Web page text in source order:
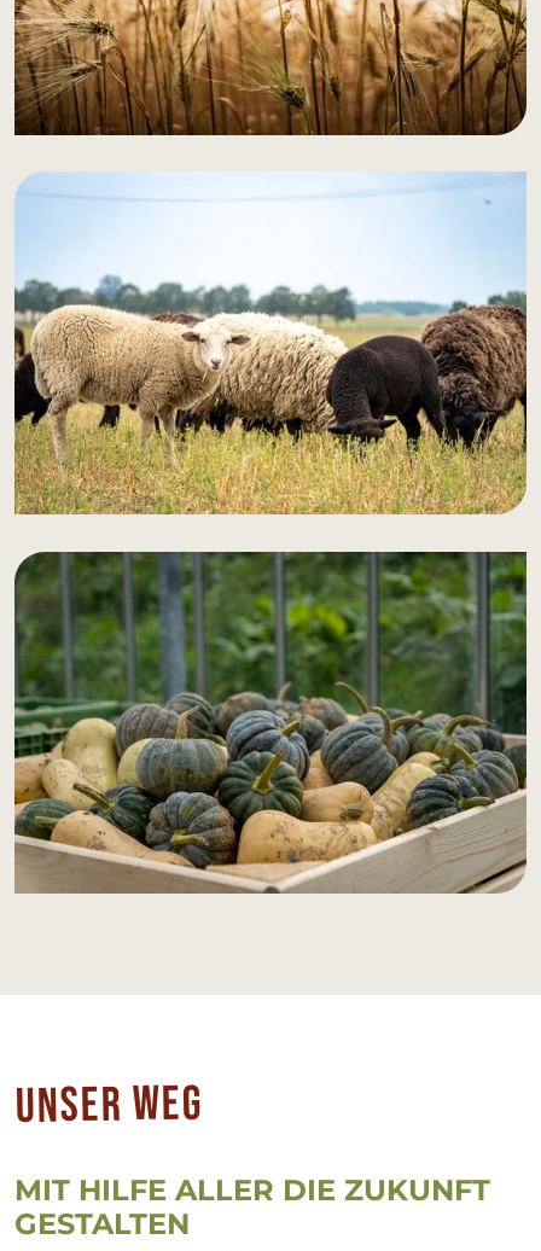
Un­ser Weg
MIT HIL­FE AL­LER DIE ZU­KUNFT
GE­STAL­TEN